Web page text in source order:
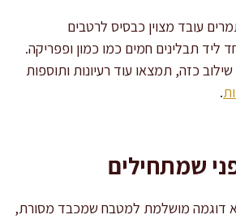
עובד מצוין כבסיס לרטבים
ליד תבלינים חמים כמו כמון ופפריקה.
כזה, תמצאו עוד רעיונות ותוספות
.
שמתחילים
דוגמה מושלמת למטבח שמכבד מסורת,